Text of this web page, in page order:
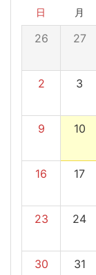
日 月
26 27
2 3
9 10
16 17
23 24
30 31